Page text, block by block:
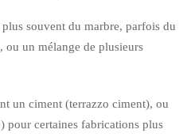
souvent du marbre, parfois du
ou un mélange de plusieurs
un ciment (terrazzo ciment), ou
pour certaines fabrications plus